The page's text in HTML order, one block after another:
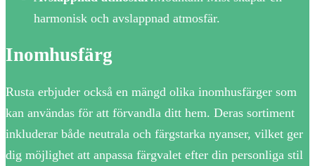
harmonisk och avslappnad atmosfär.
Inomhusfärg
Rusta erbjuder också en mängd olika inomhusfärger som
kan användas för att förvandla ditt hem. Deras sortiment
inkluderar både neutrala och färgstarka nyanser, vilket ger
dig möjlighet att anpassa färgvalet efter din personliga stil